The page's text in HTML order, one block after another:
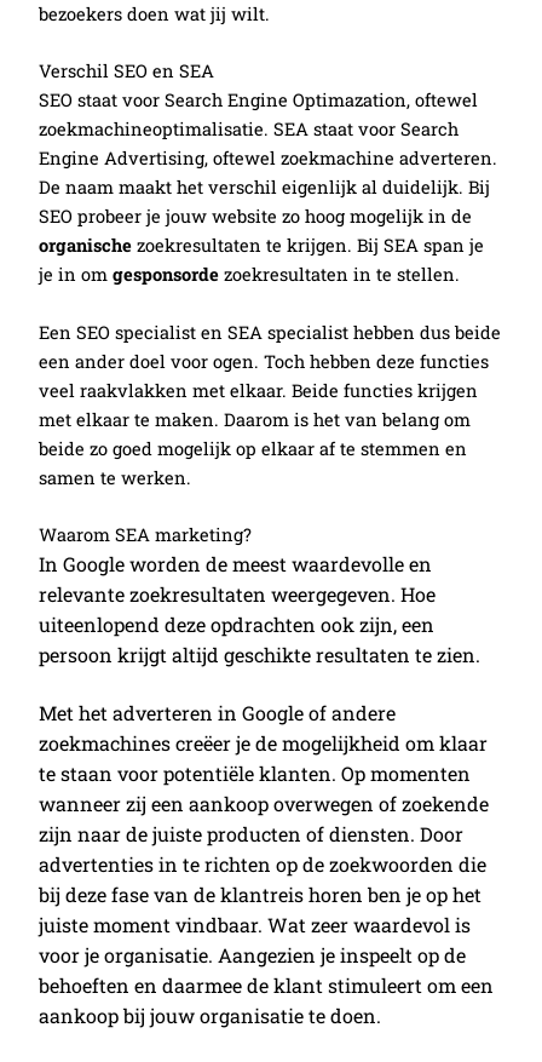
bezoekers doen wat jij wilt.
Verschil SEO en SEA
SEO staat voor Search Engine Optimazation, oftewel
zoekmachineoptimalisatie. SEA staat voor Search
Engine Advertising, oftewel zoekmachine adverteren.
De naam maakt het verschil eigenlijk al duidelijk. Bij
SEO probeer je jouw website zo hoog mogelijk in de
organische zoekresultaten te krijgen. Bij SEA span je
je in omgesponsorde zoekresultaten in te stellen.
Een SEO specialist en SEA specialist hebben dus beide
een ander doel voor ogen. Toch hebben deze functies
veel raakvlakken met elkaar. Beide functies krijgen
met elkaar te maken. Daarom is het van belang om
beide zo goed mogelijk op elkaar af te stemmen en
samen te werken.
Waarom SEA marketing?
In Google worden de meest waardevolle en
relevante zoekresultaten weergegeven. Hoe
uiteenlopend deze opdrachten ook zijn, een
persoon krijgt altijd geschikte resultaten te zien.
Met het adverteren in Google of andere
zoekmachines creëer je de mogelijkheid om klaar
te staan voor potentiële klanten. Op momenten
wanneer zij een aankoop overwegen of zoekende
zijn naar de juiste producten of diensten. Door
advertenties in te richten op de zoekwoorden die
bij deze fase van de klantreis horen ben je op het
juiste moment vindbaar. Wat zeer waardevol is
voor je organisatie. Aangezien je inspeelt op de
behoeften en daarmee de klant stimuleert om een
aankoop bij jouw organisatie te doen.